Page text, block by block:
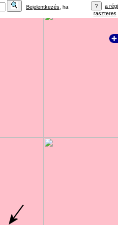
Bejelentkezés , ha
a régi
raszteres